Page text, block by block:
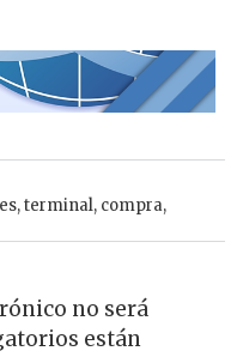
,terminal, compra,
no será
están